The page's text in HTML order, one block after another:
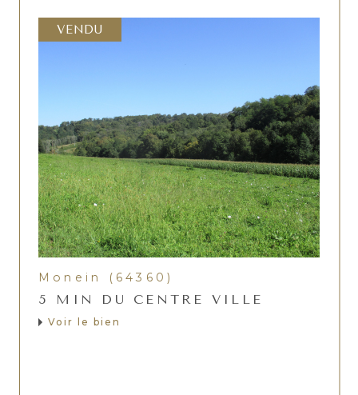
VENDU
Monein (64360)
5 MIN DU CENTRE VILLE
Voir le bien